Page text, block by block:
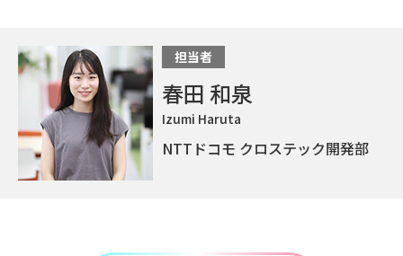
担当者
春田 和泉
Izumi Haruta
NTTドコモ クロステック開発部